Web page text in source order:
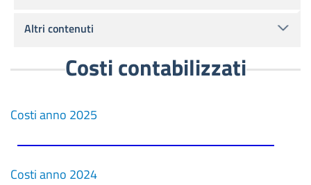
Costi contabilizzati
Costi anno 2025
Costi anno 2024
Altri contenuti